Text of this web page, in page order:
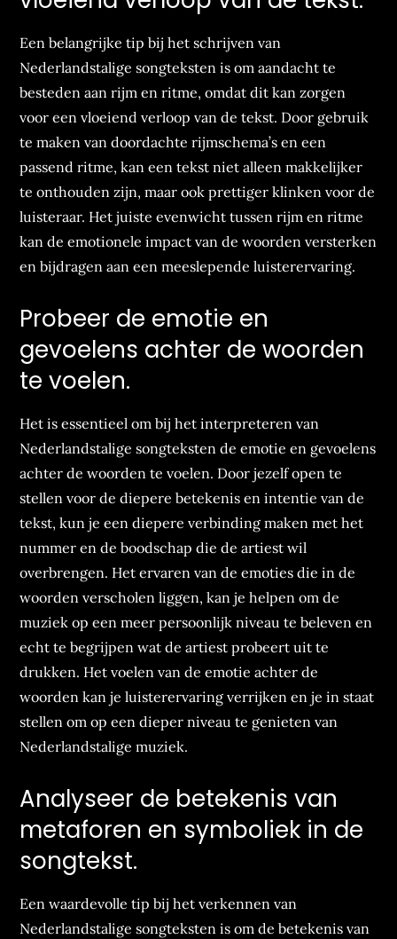
Een belangrijke tip bij het schrijven van
Nederlandstalige songteksten is om aandacht te
besteden aan rijm en ritme, omdat dit kan zorgen
voor een vloeiend verloop van de tekst. Door gebruik
te maken van doordachte rijmschema’s en een
passend ritme, kan een tekst niet alleen makkelijker
te onthouden zijn, maar ook prettiger klinken voor de
luisteraar. Het juiste evenwicht tussen rijm en ritme
kan de emotionele impact van de woorden versterken
en bijdragen aan een meeslepende luisterervaring.
Probeer de emotie en
gevoelens achter de woorden
te voelen.
Het is essentieel om bij het interpreteren van
Nederlandstalige songteksten de emotie en gevoelens
achter de woorden te voelen. Door jezelf open te
stellen voor de diepere betekenis en intentie van de
tekst, kun je een diepere verbinding maken met het
nummer en de boodschap die de artiest wil
overbrengen. Het ervaren van de emoties die in de
woorden verscholen liggen, kan je helpen om de
muziek op een meer persoonlijk niveau te beleven en
echt te begrijpen wat de artiest probeert uit te
drukken. Het voelen van de emotie achter de
woorden kan je luisterervaring verrijken en je in staat
stellen om op een dieper niveau te genieten van
Nederlandstalige muziek.
Analyseer de betekenis van
metaforen en symboliek in de
songtekst.
Een waardevolle tip bij het verkennen van
Nederlandstalige songteksten is om de betekenis van